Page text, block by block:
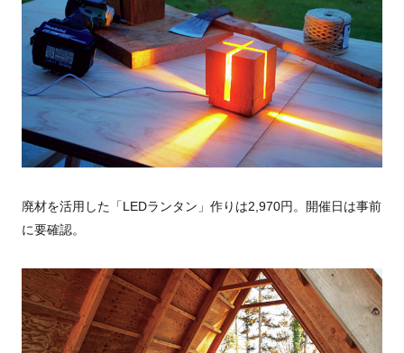
廃材を活用した「LEDランタン」作りは2,970円。開催日は事前
に要確認。